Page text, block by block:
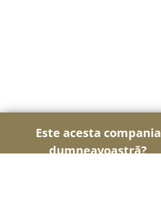
Este acesta compania
dumneavoastră?